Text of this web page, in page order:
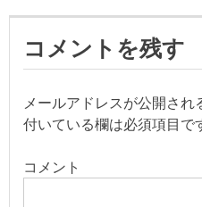
ゲ
ー
シ
ョ
ン
コメントを残す
メールアドレスが公開され
付いている欄は必須項目で
コメント